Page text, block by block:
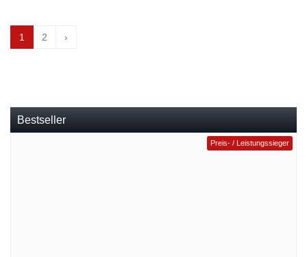
1 2 ›
Bestseller
Preis- / Leistungssieger